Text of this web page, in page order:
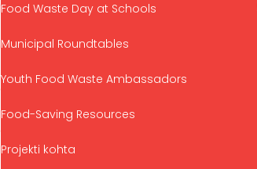
Food Waste Day at Schools
Municipal Roundtables
Youth Food Waste Ambassadors
Food-Saving Resources
Projekti kohta